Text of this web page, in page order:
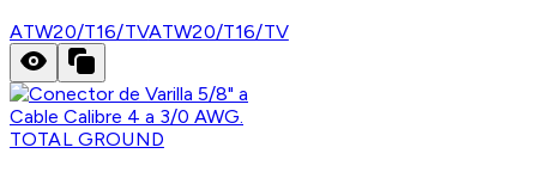
ATW20/T16/TVATW20/T16/TV
TOTAL GROUND